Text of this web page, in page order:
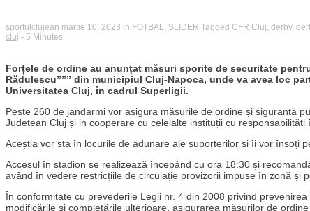
sportulclujean martie 10, 2023 in FOTBAL SLIDER Tagged CFR Cluj derby,
cluj - 5 Minutes
Forțele de ordine au anunțat măsuri sporite de securitate
Rădulescu””” din municipiul Cluj-Napoca, unde va avea loc
Universitatea Cluj, în cadrul Superligii.
Peste 260 de jandarmi vor asigura măsurile de ordine și siguranță
Județean Cluj și in cooperare cu celelalte instituții cu responsabilități
Aceștia vor sta în locurile de adunare ale suporterilor și îi vor însoți
Accesul în stadion se realizează începând cu ora 18:30 și
având în vedere restricțiile de circulație provizorii impuse în zonă și
În conformitate cu prevederile Legii nr. 4 din 2008 privind
modificările și completările ulterioare, asigurarea măsurilor de